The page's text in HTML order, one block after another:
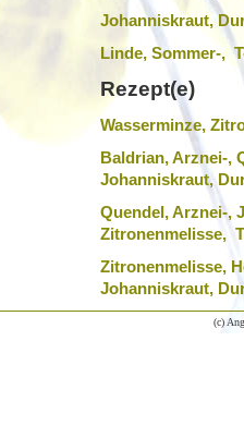
Johanniskraut,
Linde, Sommer-,
Rezept(e)
Wasserminze,
Baldrian, Arznei-,
Johanniskraut,
Quendel, Arznei-,
Zitronenmelisse,
Zitronenmelisse,
Johanniskraut,
(c)